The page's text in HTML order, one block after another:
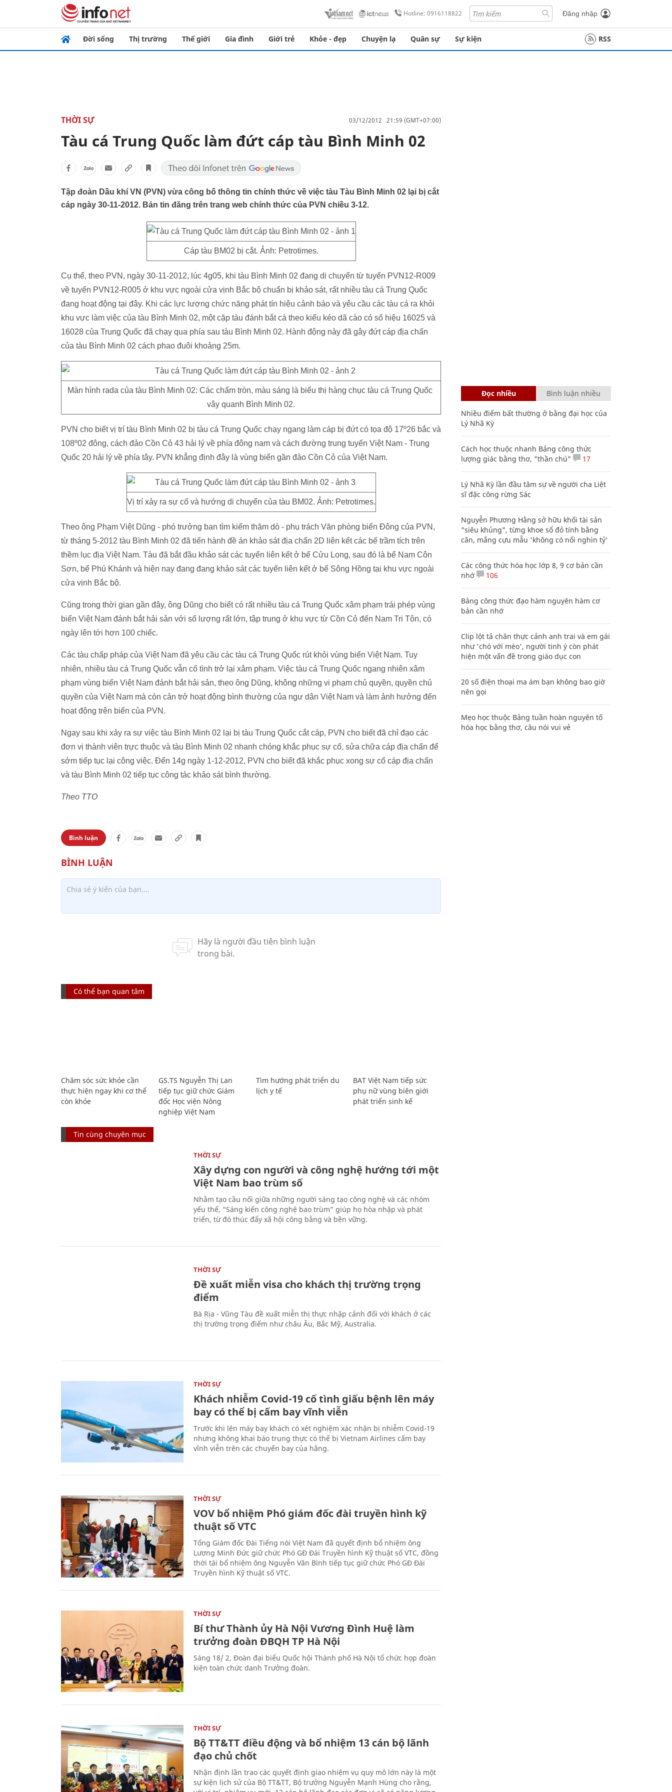
Hotline: 0916118822 Đăng nhập
Đời sống Thị trường Thế giới Gia đình Giới trẻ Khỏe - đẹp Chuyện lạ Quân sự Sự kiện RSS
THỜI SỰ 03/12/2012 21:59 (GMT+07:00)
Tàu cá Trung Quốc làm đứt cáp tàu Bình Minh 02
Tập đoàn Dầu khí VN (PVN) vừa công bố thông tin chính thức về việc tàu Tàu Bình Minh 02 lại bị cắt
cáp ngày 30-11-2012. Bản tin đăng trên trang web chính thức của PVN chiều 3-12.
Cáp tàu BM02 bị cắt. Ảnh: Petrotimes.
Cụ thể, theo PVN, ngày 30-11-2012, lúc 4g05, khi tàu Bình Minh 02 đang di chuyển từ tuyến PVN12-R009
về tuyến PVN12-R005 ở khu vực ngoài cửa vịnh Bắc bộ chuẩn bị khảo sát, rất nhiều tàu cá Trung Quốc
đang hoạt động tại đây. Khi các lực lượng chức năng phát tín hiệu cảnh báo và yêu cầu các tàu cá ra khỏi
khu vực làm việc của tàu Bình Minh 02, một cặp tàu đánh bắt cá theo kiểu kéo dã cào có số hiệu 16025 và
16028 của Trung Quốc đã chạy qua phía sau tàu Bình Minh 02. Hành động này đã gây đứt cáp địa chấn
của tàu Bình Minh 02 cách phao đuôi khoảng 25m.
Màn hình rada của tàu Bình Minh 02: Các chấm tròn, màu sáng là biểu thị hàng chục tàu cá Trung Quốc
vây quanh Bình Minh 02.
PVN cho biết vị trí tàu Bình Minh 02 bị tàu cá Trung Quốc chạy ngang làm cáp bị đứt có tọa độ 17º26 bắc và
108º02 đông, cách đảo Cồn Cỏ 43 hải lý về phía đông nam và cách đường trung tuyến Việt Nam - Trung
Quốc 20 hải lý về phía tây. PVN khẳng định đây là vùng biển gần đảo Cồn Cỏ của Việt Nam.
Vị trí xảy ra sự cố và hướng di chuyển của tàu BM02. Ảnh: Petrotimes.
Theo ông Phạm Việt Dũng - phó trưởng ban tìm kiếm thăm dò - phụ trách Văn phòng biển Đông của PVN,
từ tháng 5-2012 tàu Bình Minh 02 đã tiến hành đề án khảo sát địa chấn 2D liên kết các bể trầm tích trên
thềm lục địa Việt Nam. Tàu đã bắt đầu khảo sát các tuyến liên kết ở bể Cửu Long, sau đó là bể Nam Côn
Sơn, bể Phú Khánh và hiện nay đang đang khảo sát các tuyến liên kết ở bể Sông Hồng tại khu vực ngoài
cửa vịnh Bắc bộ.
Cũng trong thời gian gần đây, ông Dũng cho biết có rất nhiều tàu cá Trung Quốc xâm phạm trái phép vùng
biển Việt Nam đánh bắt hải sản với số lượng rất lớn, tập trung ở khu vực từ Cồn Cỏ đến Nam Tri Tôn, có
ngày lên tới hơn 100 chiếc.
Các tàu chấp pháp của Việt Nam đã yêu cầu các tàu cá Trung Quốc rút khỏi vùng biển Việt Nam. Tuy
nhiên, nhiều tàu cá Trung Quốc vẫn cố tình trở lại xâm phạm. Việc tàu cá Trung Quốc ngang nhiên xâm
phạm vùng biển Việt Nam đánh bắt hải sản, theo ông Dũng, không những vi phạm chủ quyền, quyền chủ
quyền của Việt Nam mà còn cản trở hoạt động bình thường của ngư dân Việt Nam và làm ảnh hưởng đến
hoạt động trên biển của PVN.
Ngay sau khi xảy ra sự việc tàu Bình Minh 02 lại bị tàu Trung Quốc cắt cáp, PVN cho biết đã chỉ đạo các
đơn vị thành viên trực thuộc và tàu Bình Minh 02 nhanh chóng khắc phục sự cố, sửa chữa cáp địa chấn để
sớm tiếp tục lại công việc. Đến 14g ngày 1-12-2012, PVN cho biết đã khắc phục xong sự cố cáp địa chấn
và tàu Bình Minh 02 tiếp tục công tác khảo sát bình thường.
Theo TTO
Bình luận
Có thể bạn quan tâm
Chăm sóc sức khỏe cần
thực hiện ngay khi cơ thể
còn khỏe
GS.TS Nguyễn Thị Lan
tiếp tục giữ chức Giám
đốc Học viện Nông
nghiệp Việt Nam
Tìm hướng phát triển du
lịch y tế
BAT Việt Nam tiếp sức
phụ nữ vùng biên giới
phát triển sinh kế
Tin cùng chuyên mục
THỜI SỰ
Xây dựng con người và công nghệ hướng tới một
Việt Nam bao trùm số
Nhằm tạo cầu nối giữa những người sáng tạo công nghệ và các nhóm
yếu thế, “Sáng kiến công nghệ bao trùm” giúp họ hòa nhập và phát
triển, từ đó thúc đẩy xã hội công bằng và bền vững.
THỜI SỰ
Đề xuất miễn visa cho khách thị trường trọng
điểm
Bà Rịa - Vũng Tàu đề xuất miễn thị thực nhập cảnh đối với khách ở các
thị trường trọng điểm như châu Âu, Bắc Mỹ, Australia.
THỜI SỰ
Khách nhiễm Covid-19 cố tình giấu bệnh lên máy
bay có thể bị cấm bay vĩnh viễn
Trước khi lên máy bay khách có xét nghiệm xác nhận bị nhiễm Covid-19
nhưng không khai báo trung thực có thể bị Vietnam Airlines cấm bay
vĩnh viễn trên các chuyến bay của hãng.
THỜI SỰ
VOV bổ nhiệm Phó giám đốc đài truyền hình kỹ
thuật số VTC
Tổng Giám đốc Đài Tiếng nói Việt Nam đã quyết định bổ nhiệm ông
Lương Minh Đức giữ chức Phó GĐ Đài Truyền hình Kỹ thuật số VTC, đồng
thời tái bổ nhiệm ông Nguyễn Văn Bình tiếp tục giữ chức Phó GĐ Đài
Truyền hình Kỹ thuật số VTC.
THỜI SỰ
Bí thư Thành ủy Hà Nội Vương Đình Huệ làm
trưởng đoàn ĐBQH TP Hà Nội
Sáng 18/ 2, Đoàn đại biểu Quốc hội Thành phố Hà Nội tổ chức họp đoàn
kiện toàn chức danh Trưởng đoàn.
THỜI SỰ
Bộ TT&TT điều động và bổ nhiệm 13 cán bộ lãnh
đạo chủ chốt
Nhận định lần trao các quyết định giao nhiệm vụ quy mô lớn này là một
sự kiện lịch sử của Bộ TT&TT, Bộ trưởng Nguyễn Mạnh Hùng cho rằng,
Đọc nhiều Bình luận nhiều
Nhiều điểm bất thường ở bằng đại học của
Lý Nhã Kỳ
Cách học thuộc nhanh Bảng công thức
lượng giác bằng thơ, "thần chú"
17
Lý Nhã Kỳ lần đầu tâm sự về người cha Liệt
sĩ đặc công rừng Sác
Nguyễn Phương Hằng sở hữu khối tài sản
"siêu khủng", từng khoe sổ đỏ tính bằng
cân, mắng cựu mẫu 'không có nổi nghìn tỷ'
Các công thức hóa học lớp 8, 9 cơ bản cần
nhớ
106
Bảng công thức đạo hàm nguyên hàm cơ
bản cần nhớ
Clip lột tả chân thực cảnh anh trai và em gái
như 'chó với mèo', người tinh ý còn phát
hiện một vấn đề trong giáo dục con
20 số điện thoại ma ám bạn không bao giờ
nên gọi
Mẹo học thuộc Bảng tuần hoàn nguyên tố
hóa học bằng thơ, câu nói vui vẻ